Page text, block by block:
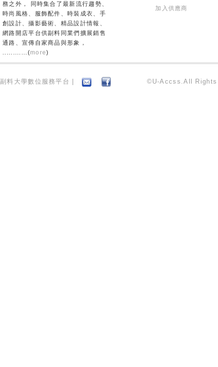
務之外， 同時集合了最新流行趨勢、
時尚風格、服飾配件、時裝成衣、手
創設計、攝影藝術、精品設計情報、
網路開店平台供副料同業們擴展銷售
通路、宣傳自家商品與形象，
............(more)
加入供應商
副料大學數位服務平台 | ©U-Accss.All Rights